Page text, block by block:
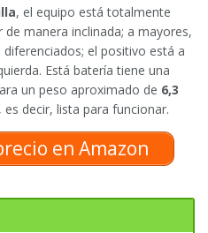
, el equipo está totalmente
de manera inclinada; a mayores,
el positivo está a
Está batería tiene una
un peso aproximado de 6,3
decir, lista para funcionar.
en Amazon